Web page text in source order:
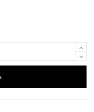
бежевим